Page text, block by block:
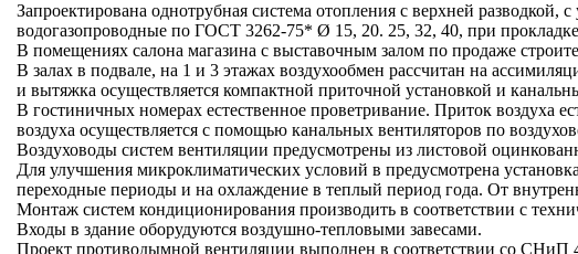
Запроектирована однотрубная система отопления с верхней
водогазопроводные по ГОСТ 3262-75* Ø 15, 20. 25, 32, 40, при
В помещениях салона магазина с выставочным залом по продаже
В залах в подвале, на 1 и 3 этажах воздухообмен рассчитан на
и вытяжка осуществляется компактной приточной установкой и
В гостиничных номерах естественное проветривание. Приток воздуха
воздуха осуществляется с помощью канальных вентиляторов по
Воздуховоды систем вентиляции предусмотрены из листовой
Для улучшения микроклиматических условий в предусмотрена
переходные периоды и на охлаждение в теплый период года. От
Монтаж систем кондиционирования производить в соответствии с
Входы в здание оборудуются воздушно-тепловыми завесами.
Проект противодымной вентиляции выполнен в соответствии со СНиП